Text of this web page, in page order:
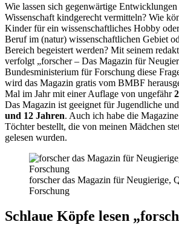
Wie lassen sich gegenwärtige
Wissenschaft kindgerecht vermitteln? Wie
Kinder für ein wissenschaftliches Hobby
Beruf im (natur) wissenschaftlichen Gebiet
Bereich begeistert werden? Mit seinem
verfolgt „forscher – Das Magazin für
Bundesministerium für Forschung diese
wird das Magazin gratis vom BMBF
Mal im Jahr mit einer Auflage von ungefähr
Das Magazin ist geeignet für Jugendliche
und 12 Jahren. Auch ich habe die
Töchter bestellt, die von meinen Mädchen
gelesen wurden.
forscher das Magazin für Neugierige,
Forschung
Schlaue Köpfe lesen